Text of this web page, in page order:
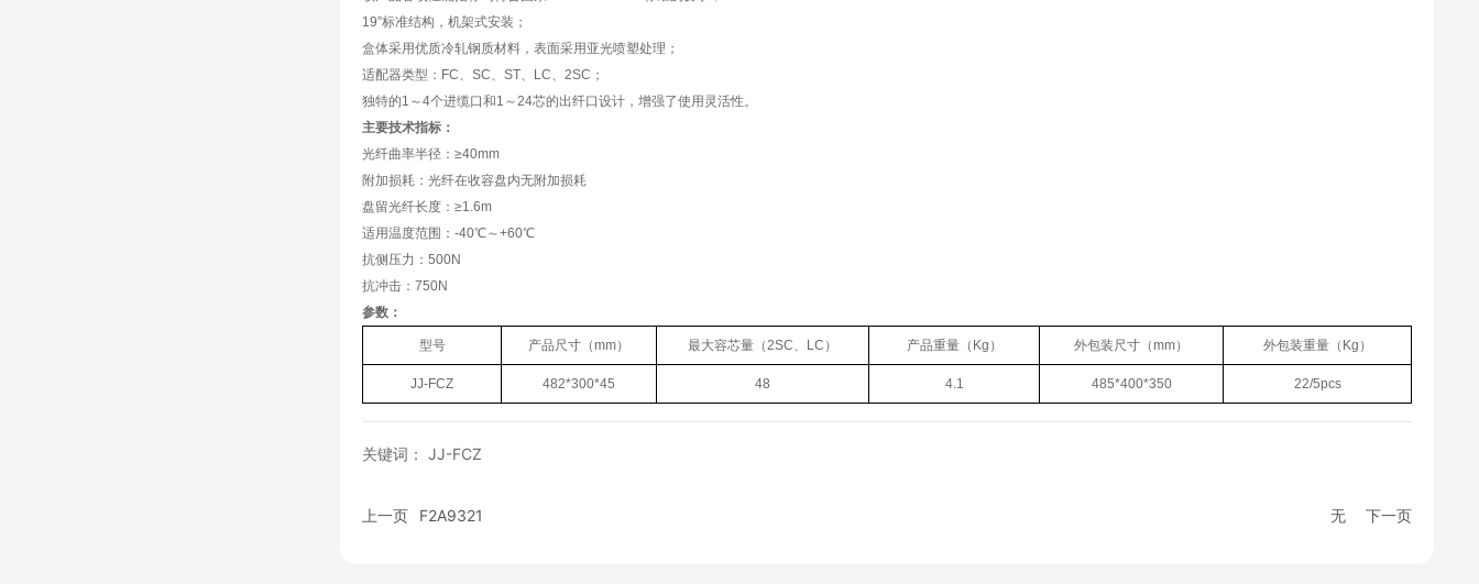
19”标准结构，机架式安装；
盒体采用优质冷轧钢质材料，表面采用亚光喷塑处理；
适配器类型： FC、SC、ST、 LC、2SC；
独特的1～4个进缆口和1～24芯的出纤口设计，增强了使用灵活性。
主要技术指标：
光纤曲率半径：≥40mm
附加损耗：光纤在收容盘内无附加损耗
盘留光纤长度：≥1.6m
适用温度范围：-40℃～+60℃
抗侧压力：500N
抗冲击：750N
参数：
型号 产品尺寸（mm） 最大容芯量（2SC、LC） 产品重量（Kg） 外包装尺寸（mm） 外包装重量（Kg）
JJ-FCZ 482*300*45 48 4.1 485*400*350 22/5pcs
关键词： JJ-FCZ
上一页 F2A9321 无 下一页